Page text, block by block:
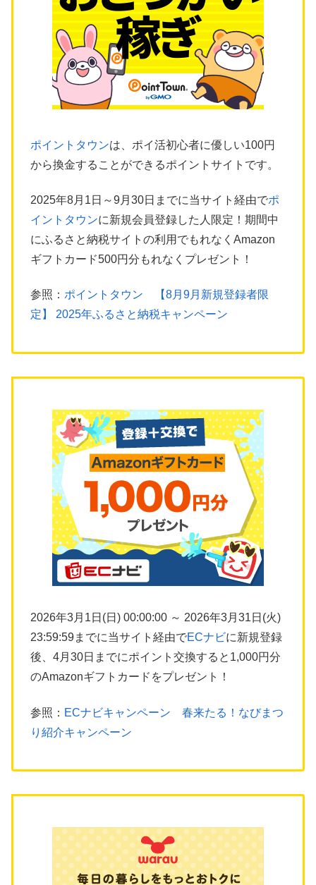
ポイントタウンは、ポイ活初心者に優しい100円
から換金することができるポイントサイトです。
2025年8月1日～9月30日までに当サイト経由でポ
イントタウンに新規会員登録した人限定！期間中
にふるさと納税サイトの利用でもれなくAmazon
ギフトカード500円分もれなくプレゼント！
参照： ポイントタウン 【8月9月新規登録者限
定】 2025年ふるさと納税キャンペーン
2026年3月1日(日) 00:00:00 ～ 2026年3月31日(火)
23:59:59までに当サイト経由でECナビに新規登録
後、4月30日までにポイント交換すると1,000円分
のAmazonギフトカードをプレゼント！
参照： ECナビキャンペーン 春来たる！なびまつ
り紹介キャンペーン